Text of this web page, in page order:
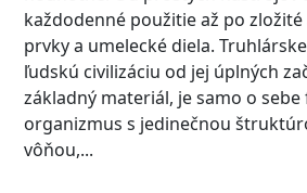
každodenné použitie až po
prvky a umelecké diela.
ľudskú civilizáciu od jej úplných
základný materiál, je samo o sebe
organizmus s jedinečnou
vôňou,...